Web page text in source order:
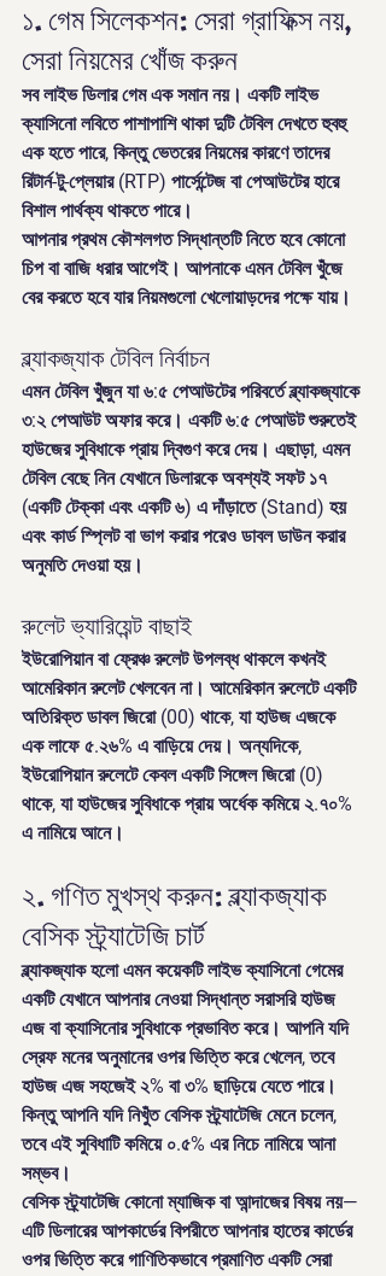
১. গেম সিলেকশন: সেরা গ্রাফিক্স নয়,
সেরা নিয়মের খোঁজ করুন
সব লাইভ ডিলার গেম এক সমান নয়। একটি লাইভ
ক্যাসিনো লবিতে পাশাপাশি থাকা দুটি টেবিল দেখতে হুবহু
এক হতে পারে, কিন্তু ভেতরের নিয়মের কারণে তাদের
রিটার্ন-টু-প্লেয়ার (RTP) পার্সেন্টেজ বা পেআউটের হারে
বিশাল পার্থক্য থাকতে পারে।
আপনার প্রথম কৌশলগত সিদ্ধান্তটি নিতে হবে কোনো
চিপ বা বাজি ধরার আগেই। আপনাকে এমন টেবিল খুঁজে
বের করতে হবে যার নিয়মগুলো খেলোয়াড়দের পক্ষে যায়।
ব্ল্যাকজ্যাক টেবিল নির্বাচন
এমন টেবিল খুঁজুন যা ৬:৫ পেআউটের পরিবর্তে ব্ল্যাকজ্যাকে
৩:২ পেআউট অফার করে। একটি ৬:৫ পেআউট শুরুতেই
হাউজের সুবিধাকে প্রায় দ্বিগুণ করে দেয়। এছাড়া, এমন
টেবিল বেছে নিন যেখানে ডিলারকে অবশ্যই সফট ১৭
(একটি টেক্কা এবং একটি ৬) এ দাঁড়াতে (Stand) হয়
এবং কার্ড স্প্লিট বা ভাগ করার পরেও ডাবল ডাউন করার
অনুমতি দেওয়া হয়।
রুলেট ভ্যারিয়েন্ট বাছাই
ইউরোপিয়ান বা ফ্রেঞ্চ রুলেট উপলব্ধ থাকলে কখনই
আমেরিকান রুলেট খেলবেন না। আমেরিকান রুলেটে একটি
অতিরিক্ত ডাবল জিরো (00) থাকে, যা হাউজ এজকে
এক লাফে ৫.২৬% এ বাড়িয়ে দেয়। অন্যদিকে,
ইউরোপিয়ান রুলেটে কেবল একটি সিঙ্গেল জিরো (0)
থাকে, যা হাউজের সুবিধাকে প্রায় অর্ধেক কমিয়ে ২.৭০%
এ নামিয়ে আনে।
২. গণিত মুখস্থ করুন: ব্ল্যাকজ্যাক
বেসিক স্ট্র্যাটেজি চার্ট
ব্ল্যাকজ্যাক হলো এমন কয়েকটি লাইভ ক্যাসিনো গেমের
একটি যেখানে আপনার নেওয়া সিদ্ধান্ত সরাসরি হাউজ
এজ বা ক্যাসিনোর সুবিধাকে প্রভাবিত করে। আপনি যদি
স্রেফ মনের অনুমানের ওপর ভিত্তি করে খেলেন, তবে
হাউজ এজ সহজেই ২% বা ৩% ছাড়িয়ে যেতে পারে।
কিন্তু আপনি যদি নিখুঁত বেসিক স্ট্র্যাটেজি মেনে চলেন,
তবে এই সুবিধাটি কমিয়ে ০.৫% এর নিচে নামিয়ে আনা
সম্ভব।
বেসিক স্ট্র্যাটেজি কোনো ম্যাজিক বা আন্দাজের বিষয় নয়—
এটি ডিলারের আপকার্ডের বিপরীতে আপনার হাতের কার্ডের
ওপর ভিত্তি করে গাণিতিকভাবে প্রমাণিত একটি সেরা